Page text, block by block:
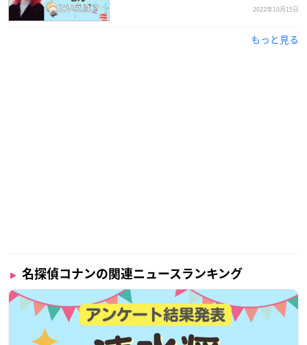
2022年10月15日
もっと見る
名探偵コナンの関連ニュースランキング